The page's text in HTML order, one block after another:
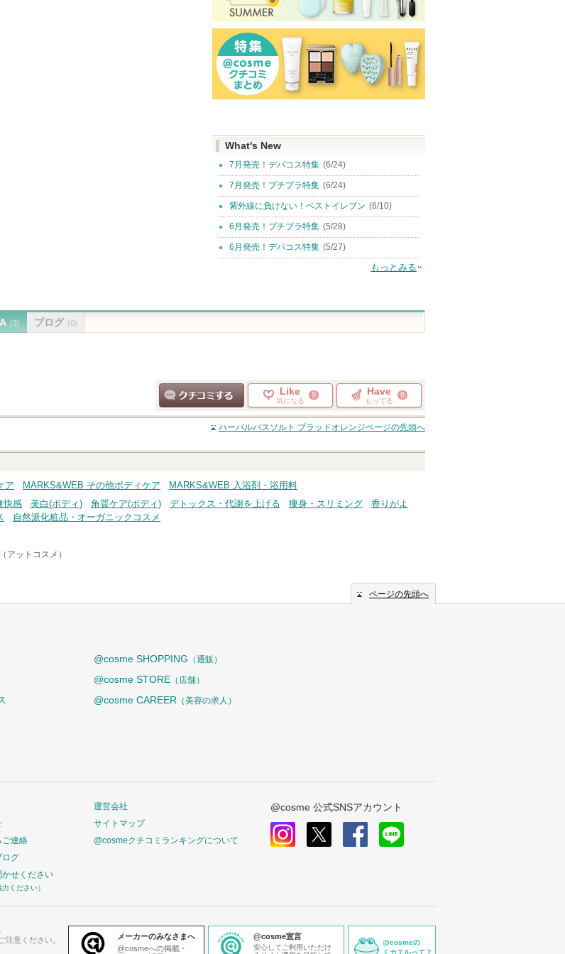
What's New
7月発売！デパコス特集 (6/24)
7月発売！プチプラ特集 (6/24)
紫外線に負けない！ベストイレブン (6/10)
6月発売！プチプラ特集 (5/28)
6月発売！デパコス特集 (5/27)
もっとみる
(3) ブログ (0)
クチコミする
Like
気になる
9 Have
もってる
8
ハーバルバスソルト ブラッドオレンジページの先頭へ
ア MARKS&WEB その他ボディケア
MARKS&WEB 入浴剤・浴用料
快感 美白(ボディ) 角質ケア(ボディ) デトックス・代謝を上げる 痩身・スリミング
香りがよ
自然派化粧品・オーガニックコスメ
アットコスメ）
ページの先頭へ
@cosme SHOPPING （通販）
@cosme STORE （店舗）
@cosme CAREER （美容の求人）
ご連絡
ログ
せください
ください）
運営会社
サイトマップ
@cosmeクチコミランキングについて
@cosme 公式SNSアカウント
意ください。
メーカーのみなさまへ
@cosmeへの掲載・
@cosme宣言
安心してご利用いただけ
@cosmeの
ミカエルって？